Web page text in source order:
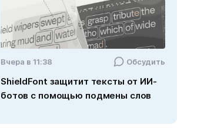
Вчера в 11:38 Обсудить
ShieldFont защитит тексты от ИИ-
ботов с помощью подмены слов